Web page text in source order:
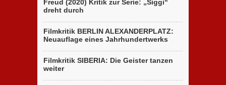
Freud (2020) Kritik zur Serie: „Siggi“
dreht durch
Filmkritik BERLIN ALEXANDERPLATZ:
Neuauflage eines Jahrhundertwerks
Filmkritik SIBERIA: Die Geister tanzen
weiter